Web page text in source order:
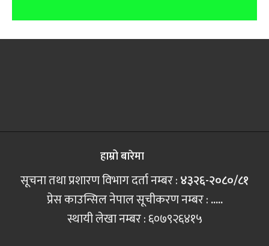
हाम्रो बारेमा
सूचना तथा प्रशारण विभाग दर्ता नम्बर :४३२६-२०८०/८१
प्रेस काउन्सिल नेपाल सूचीकरण नम्बर :.....
स्थायी लेखा नम्बर : ६०७९२६४१५